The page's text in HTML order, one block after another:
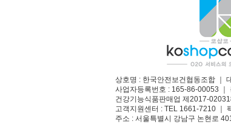
상호명 : 한국안전보건협동조합 ｜
사업자등록번호 : 165-86-00053
건강기능식품판매업 제2017-
고객지원센터 : TEL 1661-7210 ｜
주소 : 서울특별시 강남구 논현로